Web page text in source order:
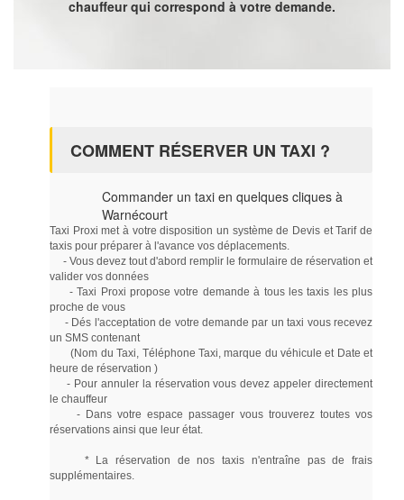
chauffeur qui correspond à votre demande.
COMMENT RÉSERVER UN TAXI ?
Commander un taxi en quelques cliques à
Warnécourt
Taxi Proxi met à votre disposition un système de Devis et Tarif de
taxis pour préparer à l'avance vos déplacements.
- Vous devez tout d'abord remplir le formulaire de réservation et
valider vos données
- Taxi Proxi propose votre demande à tous les taxis les plus
proche de vous
- Dés l'acceptation de votre demande par un taxi vous recevez
un SMS contenant
(Nom du Taxi, Téléphone Taxi, marque du véhicule et Date et
heure de réservation )
- Pour annuler la réservation vous devez appeler directement
le chauffeur
- Dans votre espace passager vous trouverez toutes vos
réservations ainsi que leur état.
* La réservation de nos taxis n'entraîne pas de frais
supplémentaires.